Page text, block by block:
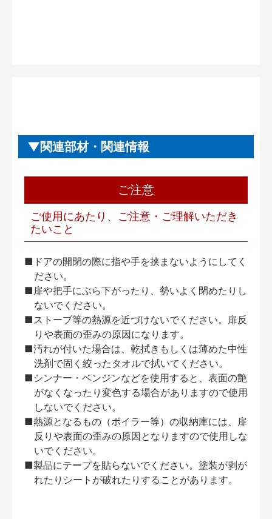
関連部材・関連情報
ご注意
ご使用にあたり、ご注意・ご理解いただき
たいこと
■ドアの開閉の際に指や手を挟まないようにしてく
ださい。
■扉や把手にぶら下がったり、勢いよく閉めたりし
ないでください。
■ストーブ等の熱源を近づけないでください。扉反
りや表面の歪みの原因になります。
■汚れが付いた場合は、乾拭きもしくは薄めた中性
洗剤で固く絞ったタオルで拭いてください。
■シンナー・ベンジンなどを使用すると、表面の艶
がなくなったり変色する場合がありますので使用
しないでください。
■熱源となるもの（ボイラー等）の収納庫には、扉
反りや表面の歪みの原因となりますので使用しな
いでください。
■製品にテープを貼らないでください。塗装が剥が
れたりシートが破れたりすることがあります。